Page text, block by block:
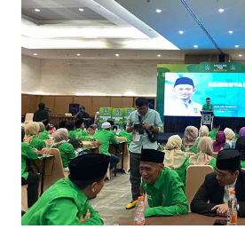
Dengan produksi sebesar 45.702
menyumbangkan hampir setengah
jalar di wilayah ini. Kondisi tanah
pertanian yang optimal menjadikan
utama produksi ubi jalar. 2.
Posisi kedua ditempati oleh
dengan total produksi mencapai
dikenal dengan pertanian yang
jalar yang baik, sehingga mampu